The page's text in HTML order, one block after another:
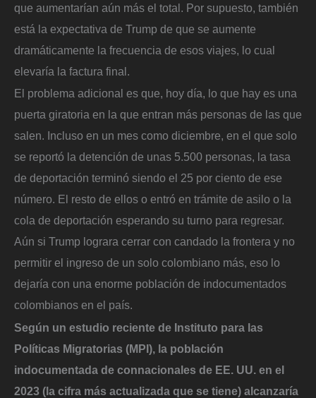
que aumentarían aún más el total. Por supuesto, también
está la expectativa de Trump de que se aumente
dramáticamente la frecuencia de esos viajes, lo cual
elevaría la factura final.
El problema adicional es que, hoy día, lo que hay es una
puerta giratoria en la que entran más personas de las que
salen. Incluso en un mes como diciembre, en el que solo
se reportó la detención de unas 5.500 personas, la tasa
de deportación terminó siendo el 25 por ciento de ese
número. El resto de ellos o entró en trámite de asilo o la
cola de deportación esperando su turno para regresar.
Aún si Trump lograra cerrar con candado la frontera y no
permitir el ingreso de un solo colombiano más, eso lo
dejaría con una enorme población de indocumentados
colombianos en el país.
Según un estudio reciente de Instituto para las
Políticas Migratorias (MPI), la población
indocumentada de connacionales de EE. UU. en el
2023 (la cifra más actualizada que se tiene) alcanzaría